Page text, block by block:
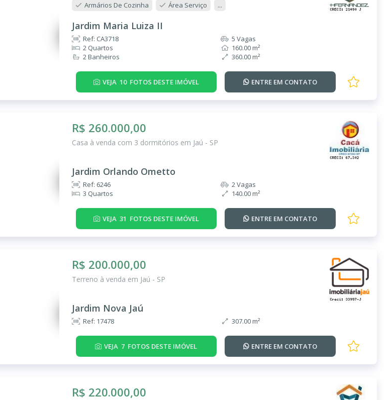
Armários De Cozinha Área Serviço ...
Jardim Maria Luiza II
Ref: CA3718
2 Quartos
2 Banheiros
5 Vagas
160.00 m²
360.00 m²
VEJA 10 FOTOS DESTE IMÓVEL ENTRE EM CONTATO
R$ 260.000,00
Casa à venda com 3 dormitórios em Jaú - SP
Jardim Orlando Ometto
Ref: 6246
3 Quartos
2 Vagas
140.00 m²
VEJA 31 FOTOS DESTE IMÓVEL ENTRE EM CONTATO
R$ 200.000,00
Terreno à venda em Jaú - SP
Jardim Nova Jaú
Ref: 17478 307.00 m²
VEJA 7 FOTOS DESTE IMÓVEL ENTRE EM CONTATO
R$ 220.000,00